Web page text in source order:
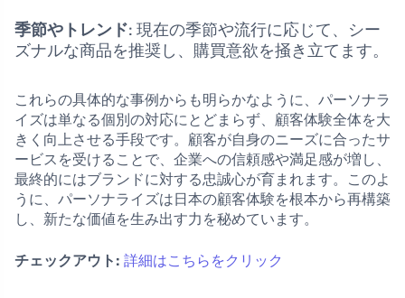
季節やトレンド: 現在の季節や流行に応じて、シー
ズナルな商品を推奨し、購買意欲を掻き立てます。
これらの具体的な事例からも明らかなように、パーソナラ
イズは単なる個別の対応にとどまらず、顧客体験全体を大
きく向上させる手段です。顧客が自身のニーズに合ったサ
ービスを受けることで、企業への信頼感や満足感が増し、
最終的にはブランドに対する忠誠心が育まれます。このよ
うに、パーソナライズは日本の顧客体験を根本から再構築
し、新たな価値を生み出す力を秘めています。
チェックアウト: 詳細はこちらをクリック